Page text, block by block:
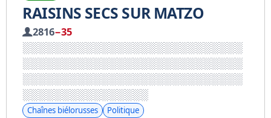
RAISINS SECS SUR MATZO
2816−35
Chaînes biélorusses Politique